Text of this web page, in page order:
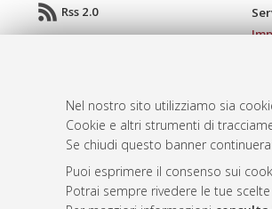
Nel nostro sito utilizziamo sia
Cookie e altri strumenti di
Se chiudi questo banner
Puoi esprimere il consenso sui
Potrai sempre rivedere le tue
Rss 2.0